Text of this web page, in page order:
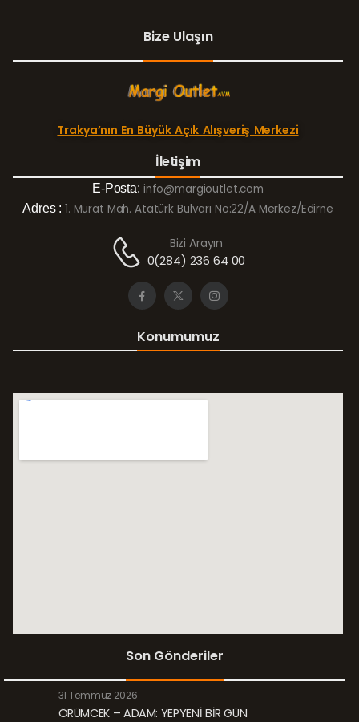
Bize Ulaşın
Trakya’nın En Büyük Açık Alışveriş Merkezi
İletişim
E-Posta: info@margioutlet.com
Adres : 1. Murat Mah. Atatürk Bulvarı No:22/A Merkez/Edirne
Bizi Arayın
0(284) 236 64 00
Konumumuz
Son Gönderiler
31 Temmuz 2026
ÖRÜMCEK – ADAM: YEPYENİ BİR GÜN